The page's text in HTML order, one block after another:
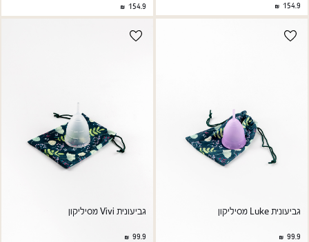
154.9
154.9
גביעונית Luke מסיליקון
99.9
גביעונית Vivi מסיליקון
99.9